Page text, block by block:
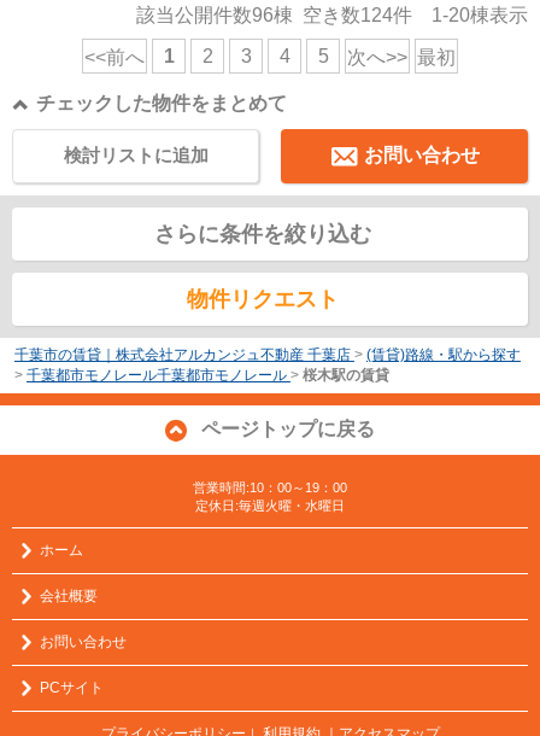
該当公開件数96棟 空き数124件 1-20棟表示
<<前へ 1 2 3 4 5 次へ>> 最初
チェックした物件をまとめて
お問い合わせ
検討リストに追加
さらに条件を絞り込む
物件リクエスト
千葉市の賃貸｜株式会社アルカンジュ不動産 千葉店 > (賃貸)路線・駅から探す
> 千葉都市モノレール千葉都市モノレール > 桜木駅の賃貸
ページトップに戻る
営業時間:10：00～19：00
定休日:毎週火曜・水曜日
ホーム
会社概要
お問い合わせ
PCサイト